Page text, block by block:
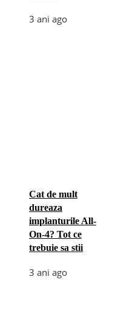
3 ani ago
Cat de mult
dureaza
implanturile All-
On-4? Tot ce
trebuie sa stii
3 ani ago